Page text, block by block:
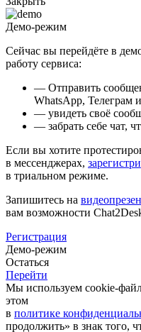
Демо-режим
Сейчас вы перейдёте в
работу сервиса:
— Отправить
WhatsApp, Телеграм
— увидеть своё
— забрать себе чат,
Если вы хотите
в мессенджерах,
в триальном режиме.
Запишитесь на
вам возможности
Регистрация
Демо-режим
Остаться
Перейти
Мы используем cookie-
этом
в политике
продолжить» в знак того,